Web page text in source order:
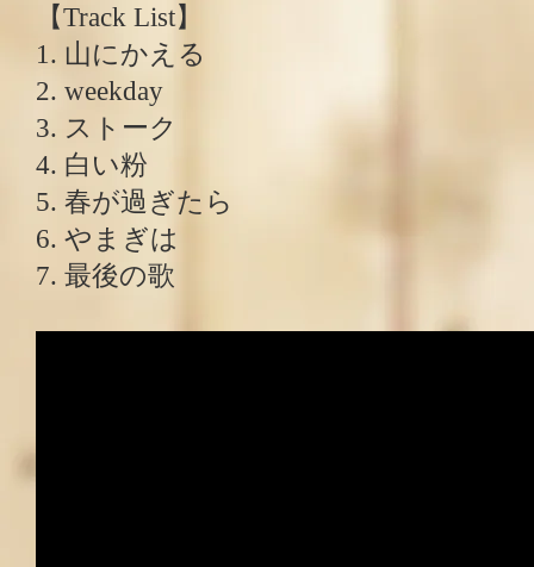
【Track List】
1. 山にかえる
2. weekday
3. ストーク
4. 白い粉
5. 春が過ぎたら
6. やまぎは
7. 最後の歌